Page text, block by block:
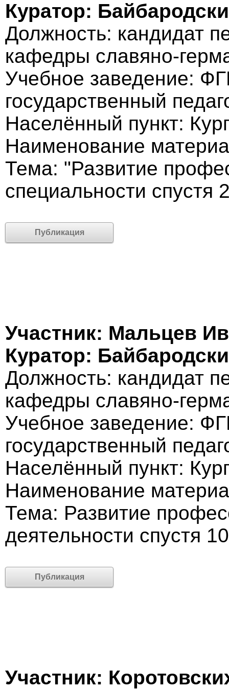
Куратор:
Должность: кандидат
кафедры славяно-
Учебное заведение:
государственный
Населённый пункт:
Наименование
Тема: "Развитие
специальности спустя
Публикация
Участник: Мальцев
Куратор:
Должность: кандидат
кафедры славяно-
Учебное заведение:
государственный
Населённый пункт:
Наименование
Тема: Развитие
деятельности спустя
Публикация
Участник: